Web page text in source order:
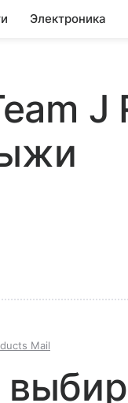
Электроника
J
Mail